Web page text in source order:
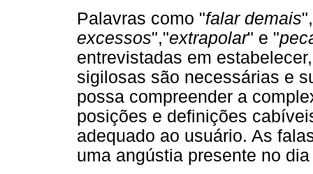
Palavras como "falar demais
excessos","extrapolar" e "
entrevistadas em
sigilosas são necessárias e
possa compreender a
posições e definições
adequado ao usuário. As
uma angústia presente no